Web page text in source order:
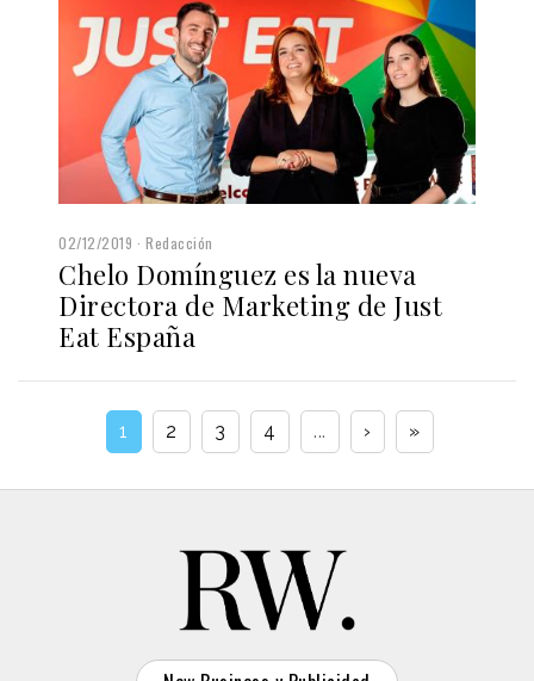
02/12/2019 Redacción
Chelo Domínguez es la nueva
Directora de Marketing de Just
Eat España
1 2 3 4 ... › »